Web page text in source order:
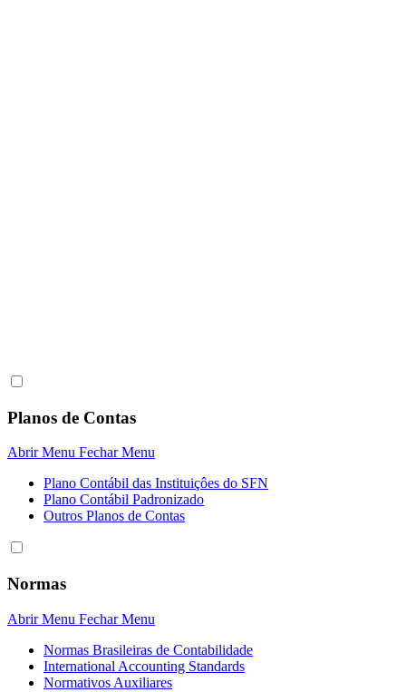
Planos de Contas
Abrir Menu Fechar Menu
Plano Contábil das Instituiçôes do SFN
Plano Contábil Padronizado
Outros Planos de Contas
Normas
Abrir Menu Fechar Menu
Normas Brasileiras de Contabilidade
International Accounting Standards
Normativos Auxiliares